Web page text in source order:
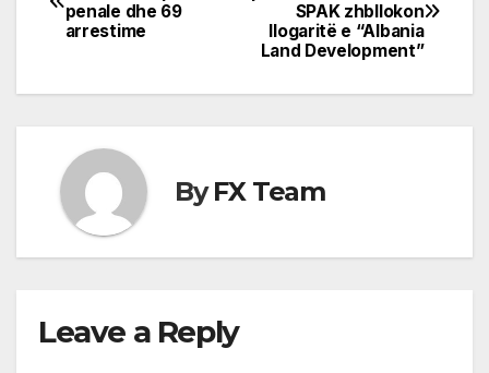
navigation
SPAK zhbllokon
llogaritë e “Albania
Land Development”
penale dhe 69
arrestime
ByFX Team
Leave a Reply